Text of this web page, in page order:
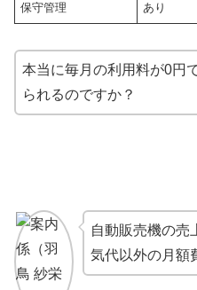
保守管理 あり
本当に毎月の利用料が0円
られるのですか？
自動販売機の売
気代以外の月額